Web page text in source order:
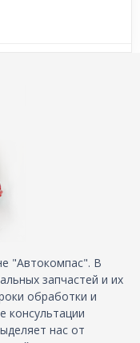
"Автокомпас". В
запчастей и их
обработки и
консультации
нас от